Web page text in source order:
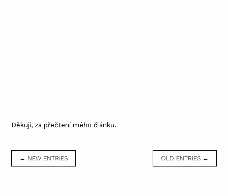
Děkuji, za přečtení mého článku.
← NEW ENTRIES OLD ENTRIES →